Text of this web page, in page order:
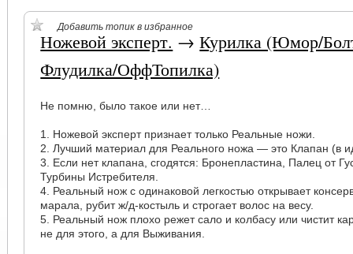
Добавить топик в избранное
Ножевой эксперт. →Курилка (Юмор/
Флудилка/ОффТопилка)
Не помню, было такое или нет…
1. Ножевой эксперт признает только Реальные ножи.
2. Лучший материал для Реального ножа — это Клапан (в
3. Если нет клапана, сгодятся: Бронепластина, Палец от
Турбины Истребителя.
4. Реальный нож с одинаковой легкостью открывает
марала, рубит ж/д-костыль и строгает волос на весу.
5. Реальный нож плохо режет сало и колбасу или чистит
не для этого, а для Выживания.